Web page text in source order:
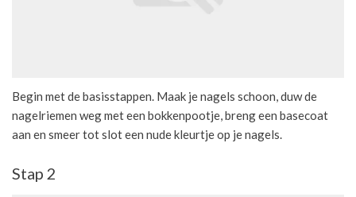
Begin met de basisstappen. Maak je nagels schoon, duw de
nagelriemen weg met een bokkenpootje, breng een basecoat
aan en smeer tot slot een nude kleurtje op je nagels.
Stap 2